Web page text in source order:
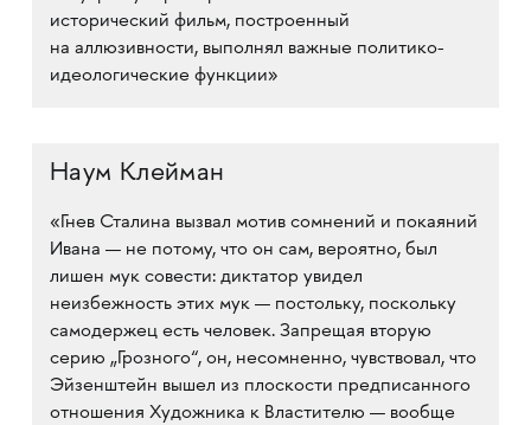
исторический фильм, построенный
на аллюзивности, выполнял важные политико-
идеологические функции»
Наум Клейман
«Гнев Сталина вызвал мотив сомнений и покаяний
Ивана — не потому, что он сам, вероятно, был
лишен мук совести: диктатор увидел
неизбежность этих мук — постольку, поскольку
самодержец есть человек. Запрещая вторую
серию „Грозного“, он, несомненно, чувствовал, что
Эйзенштейн вышел из плоскости предписанного
отношения Художника к Властителю — вообще